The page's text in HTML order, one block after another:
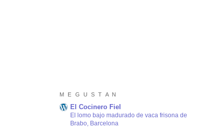
M E G U S T A N
El Cocinero Fiel
El lomo bajo madurado de vaca frisona de
Brabo, Barcelona